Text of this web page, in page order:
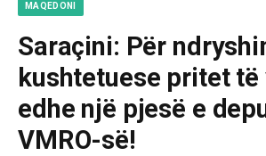
MAQEDONI
Saraçini: Për
kushtetuese pritet të
edhe një pjesë e
VMRO-së!